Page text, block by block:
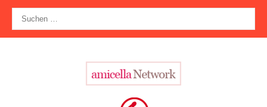
Zum
Inhalt
springen
nach: